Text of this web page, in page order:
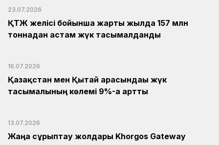
23.07.2026
ҚТЖ желісі бойынша жарты жылда 157 млн
тоннадан астам жүк тасымалданды
16.07.2026
Қазақстан мен Қытай арасындағы жүк
тасымалының көлемі 9%-ға артты
13.07.2026
Жаңа сұрыптау жолдары Khorgos Gateway